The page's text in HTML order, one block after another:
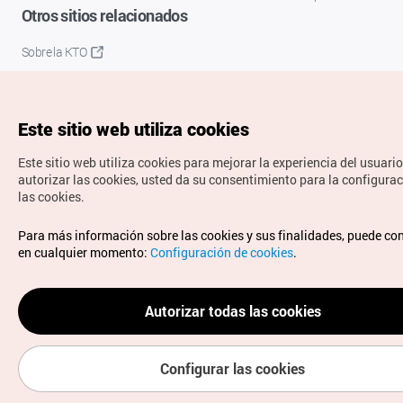
Otros sitios relacionados
Sobre la KTO
Copyrights © Organización de Turismo de Corea. Todos los
derechos reservados.
Para informes de errores y cuestiones relacionadas con el
sitio web, dirija sus consultas al correoelectrónico oficial:
spanish@knto.or.kr
Este sitio web utiliza cookies
Este sitio web utiliza cookies para mejorar la experiencia del
autorizar las cookies, usted da su consentimiento para la
las cookies.
Para más información sobre las cookies y sus finalidades, puede
en cualquier momento: Configuración de cookies.
Autorizar todas las cookies
Configurar las cookies